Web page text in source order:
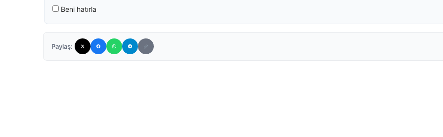
Beni hatırla
Paylaş: